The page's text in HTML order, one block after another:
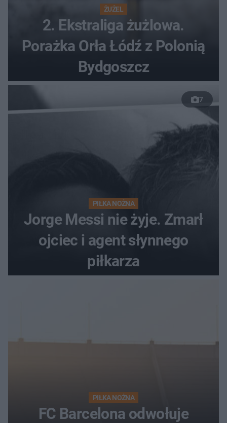
ŻUŻEL
2. Ekstraliga żużlowa.
Porażka Orła Łódź z Polonią
Bydgoszcz
7
PIŁKA NOŻNA
Jorge Messi nie żyje. Zmarł
ojciec i agent słynnego
piłkarza
PIŁKA NOŻNA
FC Barcelona odwołuje